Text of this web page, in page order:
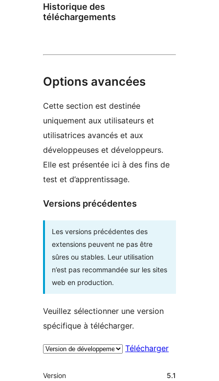
Historique des
téléchargements
Options avancées
Cette section est destinée
uniquement aux utilisateurs et
utilisatrices avancés et aux
développeuses et développeurs.
Elle est présentée ici à des fins de
test et d’apprentissage.
Versions précédentes
Les versions précédentes des
extensions peuvent ne pas être
sûres ou stables. Leur utilisation
n’est pas recommandée sur les sites
web en production.
Veuillez sélectionner une version
spécifique à télécharger.
Télécharger
Méta
Version 5.1